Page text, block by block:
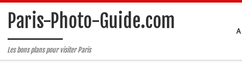
Passer au contenu
Paris-Photo-Guide.com
Les bons plans pour visiter Paris